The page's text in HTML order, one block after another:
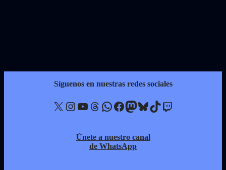
Síguenos en nuestras redes sociales
X Instagram YouTube Threads WhatsApp Facebook Mastodon Bluesky TikTok Twitch
Únete a nuestro canal
de WhatsApp